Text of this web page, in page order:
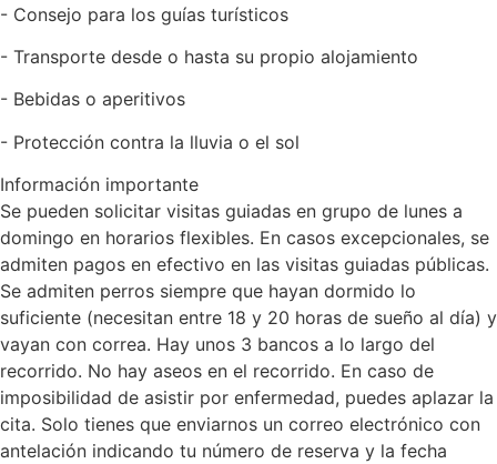
- Consejo para los guías turísticos
- Transporte desde o hasta su propio alojamiento
- Bebidas o aperitivos
- Protección contra la lluvia o el sol
Información importante
Se pueden solicitar visitas guiadas en grupo de lunes a
domingo en horarios flexibles. En casos excepcionales, se
admiten pagos en efectivo en las visitas guiadas públicas.
Se admiten perros siempre que hayan dormido lo
suficiente (necesitan entre 18 y 20 horas de sueño al día) y
vayan con correa. Hay unos 3 bancos a lo largo del
recorrido. No hay aseos en el recorrido. En caso de
imposibilidad de asistir por enfermedad, puedes aplazar la
cita. Solo tienes que enviarnos un correo electrónico con
antelación indicando tu número de reserva y la fecha